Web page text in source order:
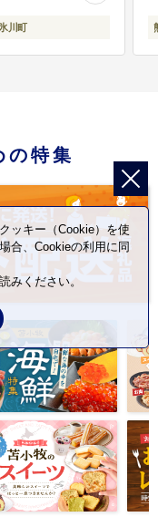
川町
の特集
ッキー（Cookie）を使
合、Cookieの利用に同
みください。